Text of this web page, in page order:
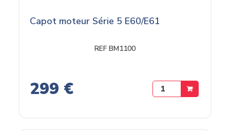
Capot moteur Série 5 E60/E61
REF BM1100
299 €